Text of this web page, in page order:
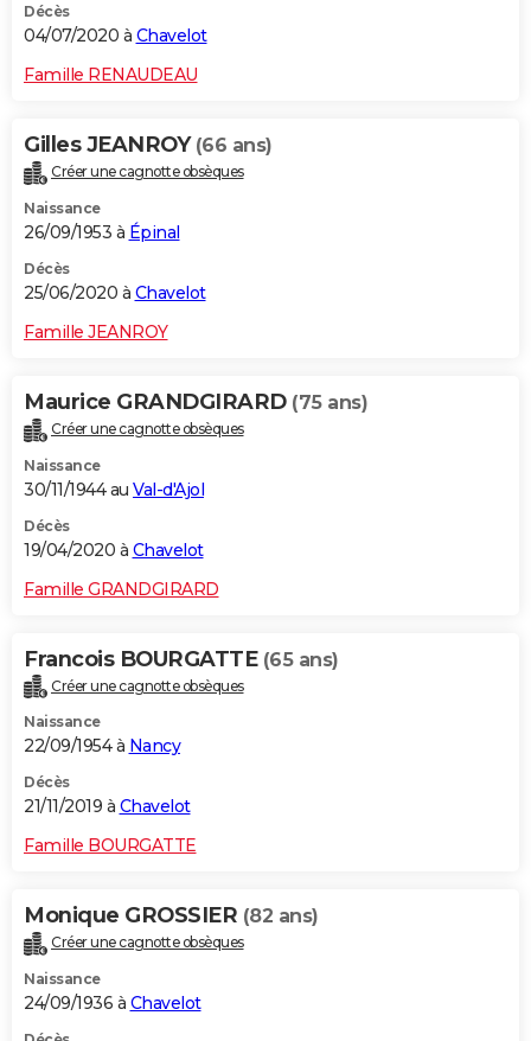
Décès
04/07/2020 à Chavelot
Famille RENAUDEAU
Gilles JEANROY (66 ans)
Créer une cagnotte obsèques
Naissance
26/09/1953 à Épinal
Décès
25/06/2020 à Chavelot
Famille JEANROY
Maurice GRANDGIRARD (75 ans)
Créer une cagnotte obsèques
Naissance
30/11/1944 au Val-d'Ajol
Décès
19/04/2020 à Chavelot
Famille GRANDGIRARD
Francois BOURGATTE (65 ans)
Créer une cagnotte obsèques
Naissance
22/09/1954 à Nancy
Décès
21/11/2019 à Chavelot
Famille BOURGATTE
Monique GROSSIER (82 ans)
Créer une cagnotte obsèques
Naissance
24/09/1936 à Chavelot